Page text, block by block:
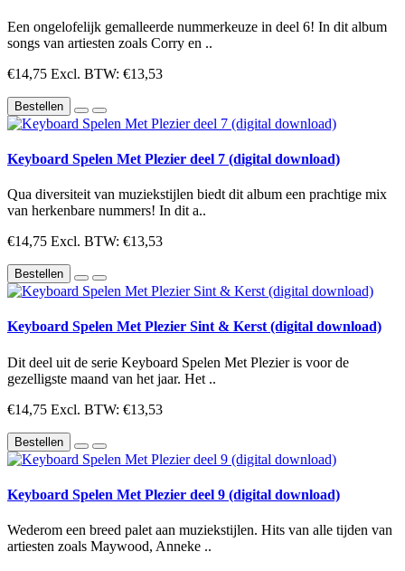
Een ongelofelijk gemalleerde nummerkeuze in deel 6! In dit album
songs van artiesten zoals Corry en ..
€14,75 Excl. BTW: €13,53
Bestellen
Keyboard Spelen Met Plezier deel 7 (digital download)
Qua diversiteit van muziekstijlen biedt dit album een prachtige mix
van herkenbare nummers! In dit a..
€14,75 Excl. BTW: €13,53
Bestellen
Keyboard Spelen Met Plezier Sint & Kerst (digital download)
Dit deel uit de serie Keyboard Spelen Met Plezier is voor de
gezelligste maand van het jaar. Het ..
€14,75 Excl. BTW: €13,53
Bestellen
Keyboard Spelen Met Plezier deel 9 (digital download)
Wederom een breed palet aan muziekstijlen. Hits van alle tijden van
artiesten zoals Maywood, Anneke ..